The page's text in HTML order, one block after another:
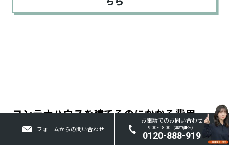
コンテナハウスを建てるのにかかる費用
フォームからの問い合わせ
お電話でのお問い合わせ
9:00~18:00（年中無休）
0120-888-919